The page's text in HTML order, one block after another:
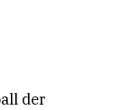
der